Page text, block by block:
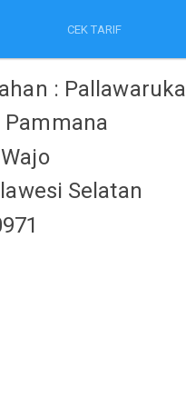
CEK TARIF
: Pallawaruka
Pammana
Selatan